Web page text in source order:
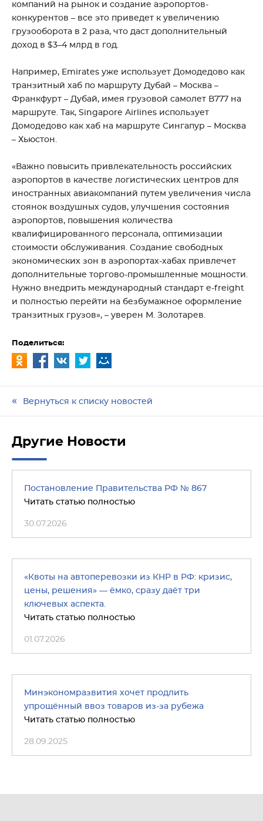
компаний на рынок и создание аэропортов-
конкурентов – все это приведет к увеличению
грузооборота в 2 раза, что даст дополнительный
доход в $3–4 млрд в год.
Например, Emirates уже использует Домодедово как
транзитный хаб по маршруту Дубай – Москва –
Франкфурт – Дубай, имея грузовой самолет В777 на
маршруте. Так, Singapore Airlines использует
Домодедово как хаб на маршруте Сингапур – Москва
– Хьюстон.
«Важно повысить привлекательность российских
аэропортов в качестве логистических центров для
иностранных авиакомпаний путем увеличения числа
стоянок воздушных судов, улучшения состояния
аэропортов, повышения количества
квалифицированного персонала, оптимизации
стоимости обслуживания. Создание свободных
экономических зон в аэропортах-хабах привлечет
дополнительные торгово-промышленные мощности.
Нужно внедрить международный стандарт e-freight
и полностью перейти на безбумажное оформление
транзитных грузов», – уверен М. Золотарев.
Поделиться:
Вернуться к списку новостей
Другие Новости
Постановление Правительства РФ № 867
Читать статью полностью
30.07.2026
«Квоты на автоперевозки из КНР в РФ: кризис,
цены, решения» — ёмко, сразу даёт три
ключевых аспекта.
Читать статью полностью
01.07.2026
Минэкономразвития хочет продлить
упрощённый ввоз товаров из-за рубежа
Читать статью полностью
28.09.2025